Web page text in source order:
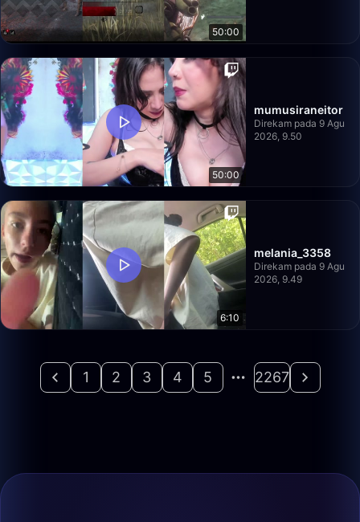
50:00
50:00
mumusiraneitor
Direkam pada 9 Agu
2026, 9.50
6:10
melania_3358
Direkam pada 9 Agu
2026, 9.49
1 2 3 4 5 2267